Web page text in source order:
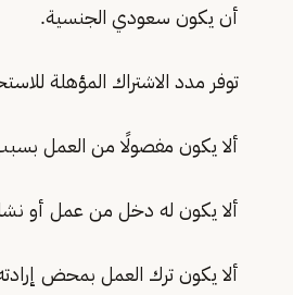
أن يكون سعودي الجنسية.
توفر مدد الاشتراك المؤهلة
ألا يكون مفصولًا من العمل
ألا يكون له دخل من عمل أو
ألا يكون ترك العمل بمحض